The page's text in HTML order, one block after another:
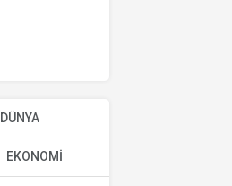
DÜNYA
EKONOMİ